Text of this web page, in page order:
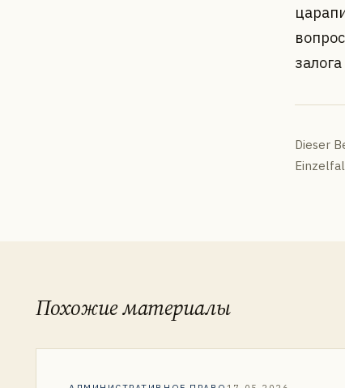
Dieser
Похожие материалы